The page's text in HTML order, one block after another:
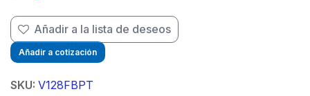
Añadir a la lista de deseos
Añadir a cotización
SKU: V128FBPT